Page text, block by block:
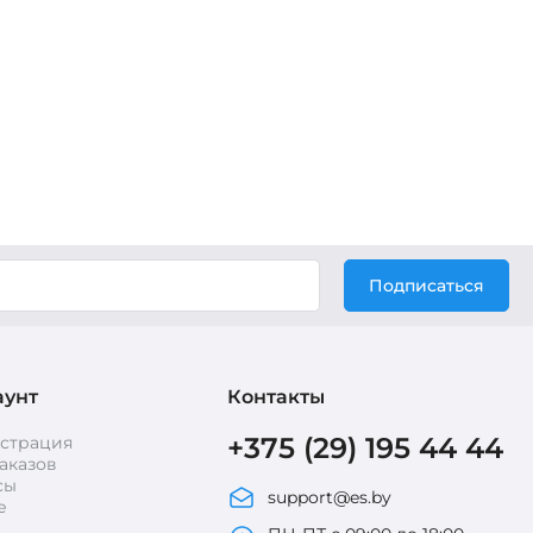
Подписаться
Контакты
+375 (29) 195 44 44
support@es.by